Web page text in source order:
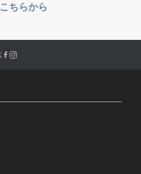
こちらから